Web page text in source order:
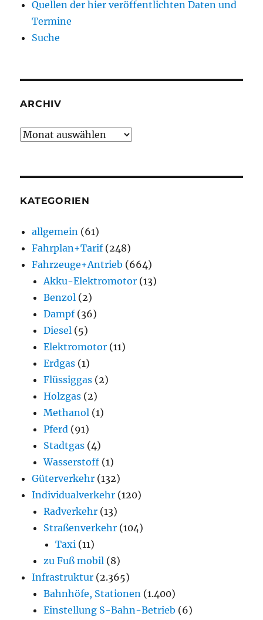
Quellen der hier veröffentlichten Daten und
Termine
Suche
ARCHIV
Archiv
KATEGORIEN
allgemein (61)
Fahrplan+Tarif(248)
Fahrzeuge+Antrieb (664)
Akku-Elektromotor (13)
Benzol (2)
Dampf(36)
Diesel (5)
Elektromotor (11)
Erdgas (1)
Flüssiggas (2)
Holzgas (2)
Methanol (1)
Pferd (91)
Stadtgas (4)
Wasserstoff (1)
Güterverkehr (132)
Individualverkehr (120)
Radverkehr (13)
Straßenverkehr (104)
Taxi (11)
zu Fuß mobil (8)
Infrastruktur (2.365)
Bahnhöfe, Stationen (1.400)
Einstellung S-Bahn-Betrieb (6)